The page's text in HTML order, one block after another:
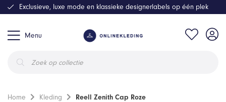
Menu
zoeken
Exclusieve, luxe mode en klassieke designerlabels op één plek
Home Kleding Reell Zenith Cap Roze